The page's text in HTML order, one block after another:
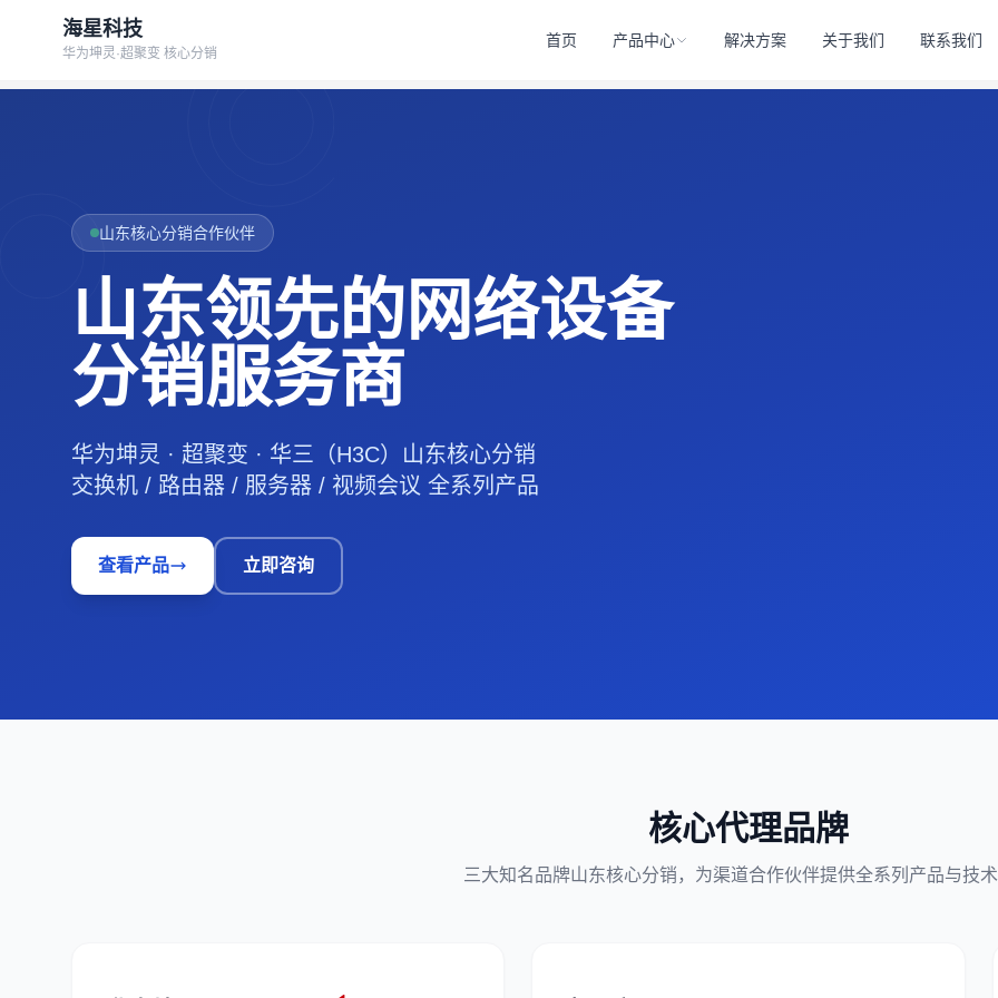
海星科技
华为坤灵·超聚变 核心分销
首页 产品中心 解决方案 关于我们 联系我们
山东核心分销合作伙伴
山东领先的网络设备
分销服务商
华为坤灵 · 超聚变 · 华三（H3C）山东核心分销
交换机 / 路由器 / 服务器 / 视频会议 全系列产品
查看产品 立即咨询
核心代理品牌
三大知名品牌山东核心分销，为渠道合作伙伴提供全系列产品与技